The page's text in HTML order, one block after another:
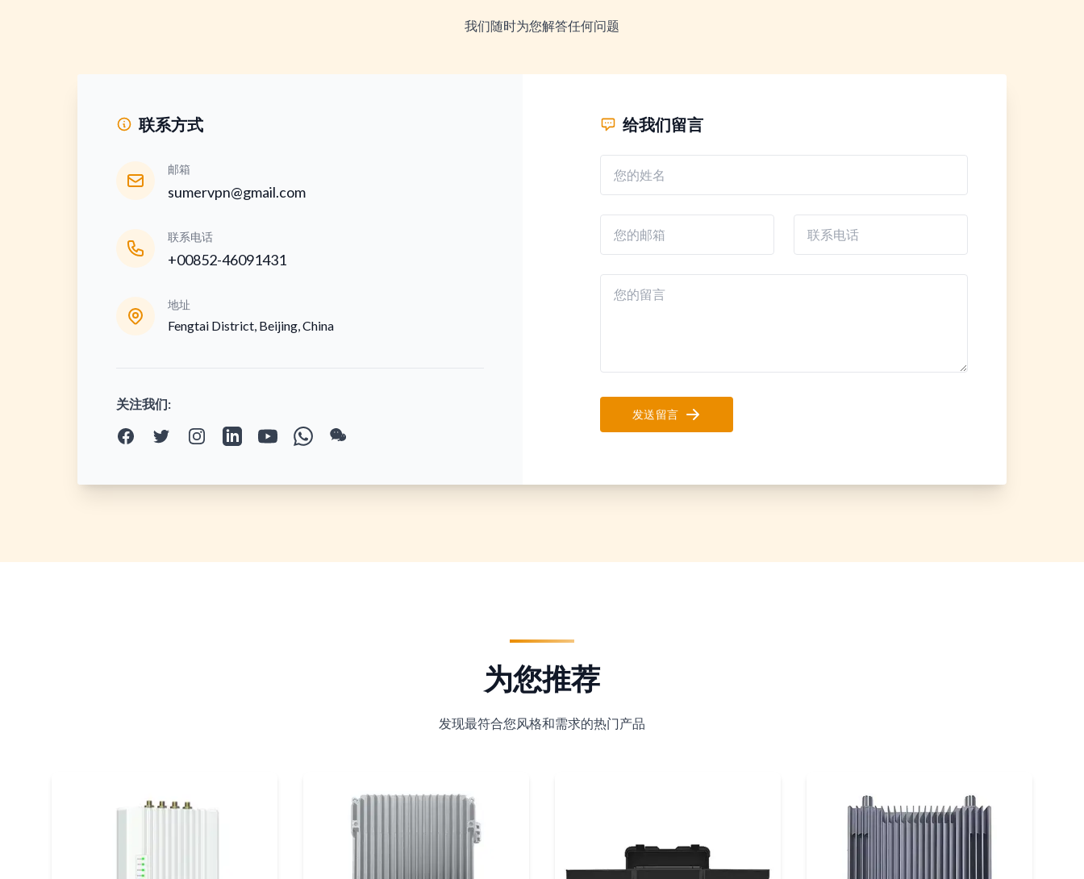
我们随时为您解答任何问题
联系方式
邮箱
sumervpn@gmail.com
联系电话
+00852-46091431
地址
Fengtai District, Beijing, China
关注我们:
给我们留言
发送留言
为您推荐
发现最符合您风格和需求的热门产品